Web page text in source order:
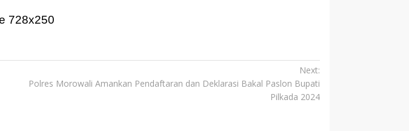
Next:
Polres Morowali Amankan Pendaftaran dan Deklarasi Bakal Paslon Bupati
Pilkada 2024